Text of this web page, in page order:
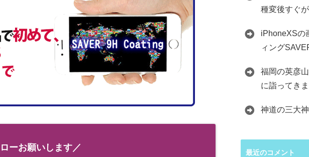
ーお願いします／
種変後すぐ
iPhoneXSの
ィング
福岡の英彦
に詣ってき
神道の三大
最近のコメント